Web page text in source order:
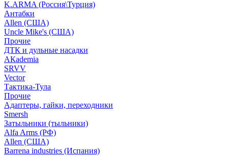
K.ARMA (Россия\Турция)
Антабки
Allen (США)
Uncle Mike's (США)
Прочие
ДТК и дульные насадки
АКademia
SRVV
Vector
Тактика-Тула
Прочие
Адаптеры, гайки, переходники
Smersh
Затыльники (тыльники)
Alfa Arms (РФ)
Allen (США)
Barrena industries (Испания)